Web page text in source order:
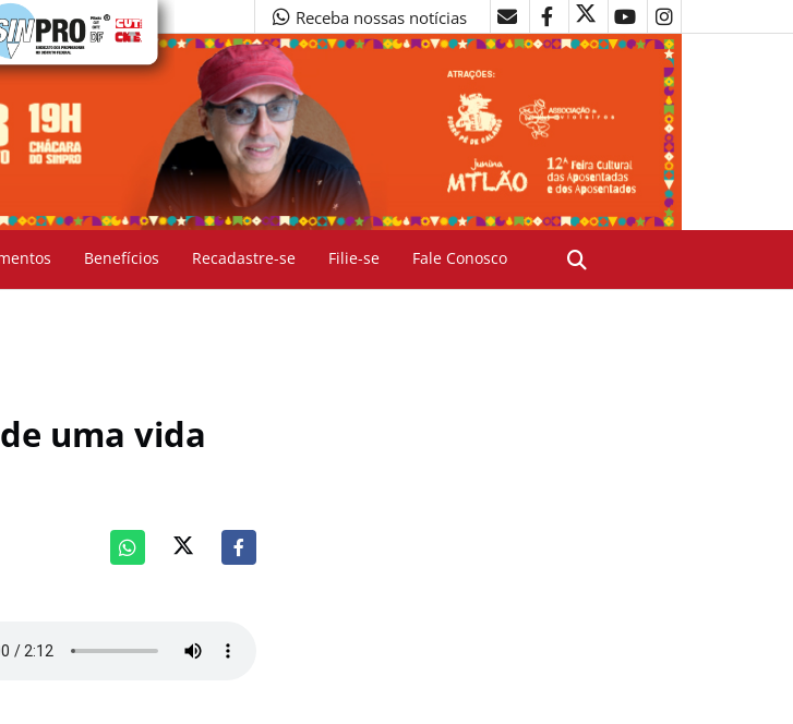
Receba nossas notícias
Benefícios Recadastre-se Filie-se Fale Conosco
uma vida